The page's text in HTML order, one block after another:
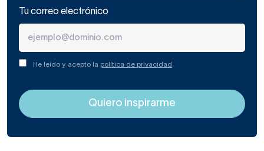
Tu correo electrónico
He leído y acepto la política de privacidad